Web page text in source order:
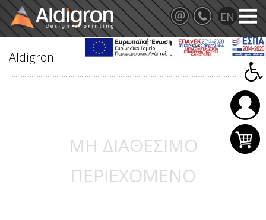
Aldigron
ΜΗ ΔΙΑΘΕΣΙΜΟ
ΠΕΡΙΕΧΟΜΕΝΟ